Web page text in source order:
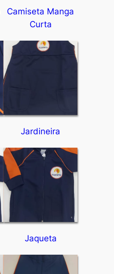
Camiseta Manga
Curta
Jardineira
Jaqueta